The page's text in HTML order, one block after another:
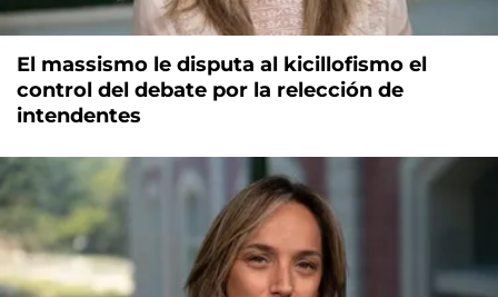
El massismo le disputa al kicillofismo el
control del debate por la relección de
intendentes